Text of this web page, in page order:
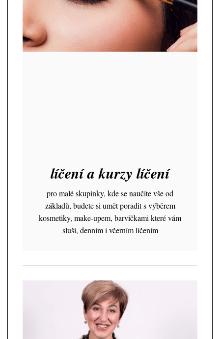
líčení a kurzy líčení
pro malé skupinky, kde se naučíte vše od
základů, budete si umět poradit s výběrem
kosmetiky, make-upem, barvičkami které vám
sluší, denním i včerním líčením